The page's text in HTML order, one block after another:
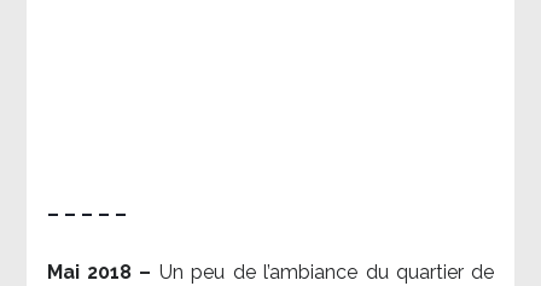
– – – – –
Mai 2018 – Un peu de l’ambiance du quartier de